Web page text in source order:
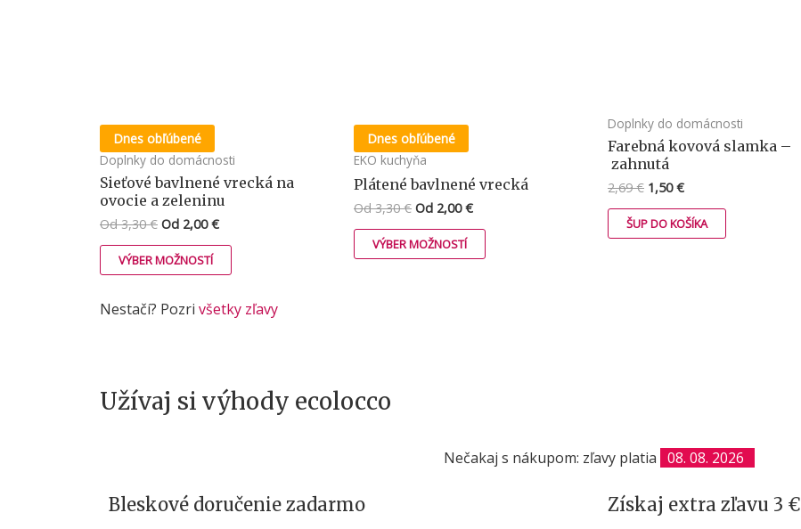
Dnes obľúbené
Doplnky do domácnosti
Sieťové bavlnené vrecká na
ovocie a zeleninu
Od3,30€ Od 2,00€
VÝBER MOŽNOSTÍ
Dnes obľúbené
EKO kuchyňa
Plátené bavlnené vrecká
Od3,30€ Od 2,00€
VÝBER MOŽNOSTÍ
Doplnky do domácnosti
Farebná kovová slamka –
zahnutá
2,69€ 1,50€
ŠUP DO KOŠÍKA
Nestačí? Pozri všetky zľavy
Užívaj si výhody ecolocco
Nečakaj s nákupom: zľavy platia 08. 08. 2026
Bleskové doručenie zadarmo Získaj extra zľavu 3 €